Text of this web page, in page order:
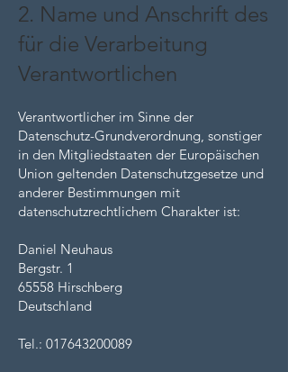
2. Name und Anschrift des
für die Verarbeitung
Verantwortlichen
Verantwortlicher im Sinne der
Datenschutz-Grundverordnung, sonstiger
in den Mitgliedstaaten der Europäischen
Union geltenden Datenschutzgesetze und
anderer Bestimmungen mit
datenschutzrechtlichem Charakter ist:
Daniel Neuhaus
Bergstr. 1
65558 Hirschberg
Deutschland
Tel.: 017643200089